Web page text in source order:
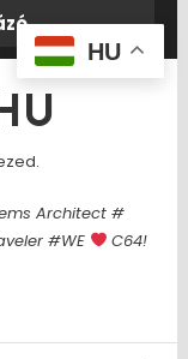
Architect #
#WE
C64!
HU